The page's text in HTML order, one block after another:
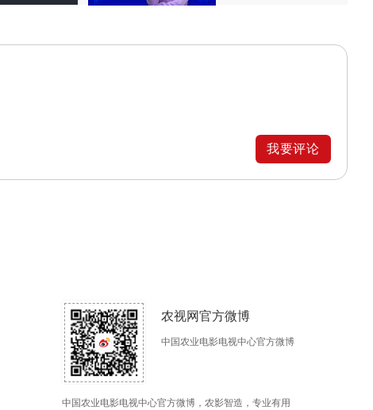
我要评论
农视网官方微博
中国农业电影电视中心官方微博
中国农业电影电视中心官方微博，农影智造，专业有用